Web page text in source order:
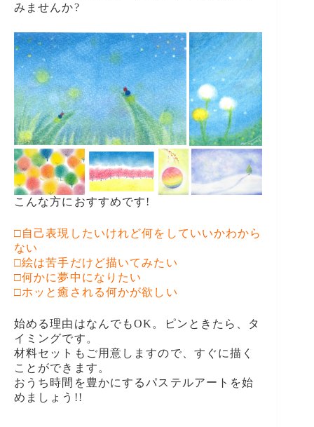
みませんか?
こんな方におすすめです!
□自己表現したいけれど何をしていいかわから
ない
□絵は苦手だけど描いてみたい
□何かに夢中になりたい
□ホッと癒される何かが欲しい
始める理由はなんでもOK。ピンときたら、タ
イミングです。
材料セットもご用意しますので、すぐに描く
ことができます。
おうち時間を豊かにするパステルアートを始
めましょう!!